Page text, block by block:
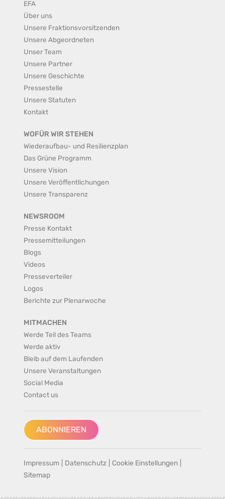
EFA
Über uns
Unsere Fraktionsvorsitzenden
Unsere Abgeordneten
Unser Team
Unsere Partner
Unsere Geschichte
Pressestelle
Unsere Statuten
Kontakt
WOFÜR WIR STEHEN
Wiederaufbau- und Resilienzplan
Das Grüne Programm
Unsere Vision
Unsere Veröffentlichungen
Unsere Transparenz
NEWSROOM
Presse Kontakt
Pressemitteilungen
Blogs
Videos
Presseverteiler
Logos
Berichte zur Plenarwoche
MITMACHEN
Werde Teil des Teams
Werde aktiv
Bleib auf dem Laufenden
Unsere Veranstaltungen
Social Media
Contact us
ABONNIEREN
Impressum Datenschutz Cookie Einstellungen
Sitemap